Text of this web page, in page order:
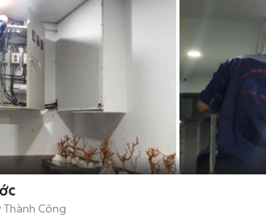
Thành Công